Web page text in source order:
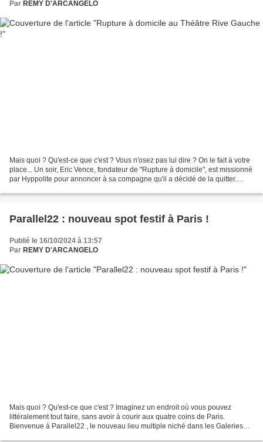
Par REMY D'ARCANGELO
Mais quoi ? Qu'est-ce que c'est ? Vous n'osez pas lui dire ? On le fait à votre
place... Un soir, Eric Vence, fondateur de "Rupture à domicile", est missionné
par Hyppolite pour annoncer à sa compagne qu'il a décidé de la quitter.
Parallel22 : nouveau spot festif à Paris !
Publié le 16/10/2024 à 13:57
Par REMY D'ARCANGELO
Mais quoi ? Qu'est-ce que c'est ? Imaginez un endroit où vous pouvez
littéralement tout faire, sans avoir à courir aux quatre coins de Paris.
Bienvenue à Parallel22 , le nouveau lieu multiple niché dans les Galeries